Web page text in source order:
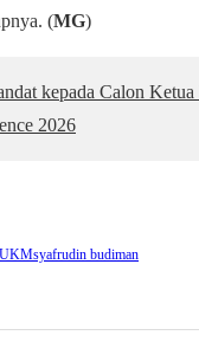
(MG)
kepada Calon
2026
syafrudin budiman